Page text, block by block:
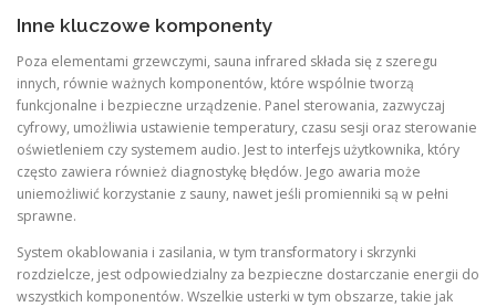
Inne kluczowe komponenty
Poza elementami grzewczymi, sauna infrared składa się z szeregu
innych, równie ważnych komponentów, które wspólnie tworzą
funkcjonalne i bezpieczne urządzenie. Panel sterowania, zazwyczaj
cyfrowy, umożliwia ustawienie temperatury, czasu sesji oraz sterowanie
oświetleniem czy systemem audio. Jest to interfejs użytkownika, który
często zawiera również diagnostykę błędów. Jego awaria może
uniemożliwić korzystanie z sauny, nawet jeśli promienniki są w pełni
sprawne.
System okablowania i zasilania, w tym transformatory i skrzynki
rozdzielcze, jest odpowiedzialny za bezpieczne dostarczanie energii do
wszystkich komponentów. Wszelkie usterki w tym obszarze, takie jak